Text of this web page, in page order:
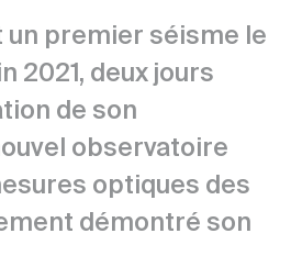
un premier séisme le
2021, deux jours
de son
observatoire
optiques des
démontré son